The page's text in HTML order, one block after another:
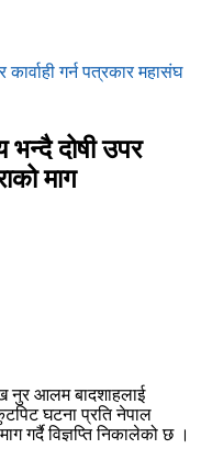
गर्न पत्रकार महासंघ
भन्दै दोषी उपर
माग
नुर आलम बादशाहलाई
घटना प्रति नेपाल
गर्दै विज्ञप्ति निकालेको छ ।